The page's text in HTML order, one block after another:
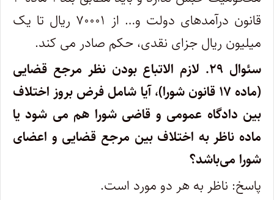
قانون درآمدهای دولت و… از ۷۰۰۰۱ ریال تا یک
میلیون ریال جزای نقدی، حکم صادر می کند.
سئوال ۲۹.
لازم الاتباع بودن نظر مرجع قضایی
(ماده ۱۷ قانون شورا)، آیا شامل فرض بروز اختلاف
بین دادگاه عمومی و قاضی شورا هم می شود یا
ماده ناظر به اختلاف بین مرجع قضایی و اعضای
شورا می‌باشد؟
پاسخ: ناظر به هر دو مورد است.